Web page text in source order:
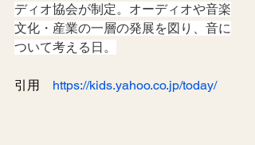
ディオ協会が制定。オーディオや音楽
文化・産業の一層の発展を図り、音に
ついて考える日。
引用 https://kids.yahoo.co.jp/today/